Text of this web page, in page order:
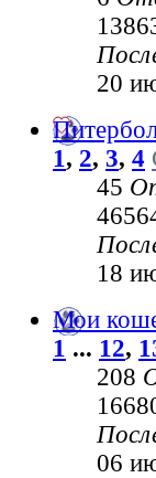
20
1, 2, 3, 4
45
18
Мои
1 ... 12,
208
06